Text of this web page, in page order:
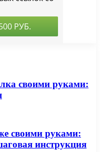
своими руками:
своими руками:
инструкция